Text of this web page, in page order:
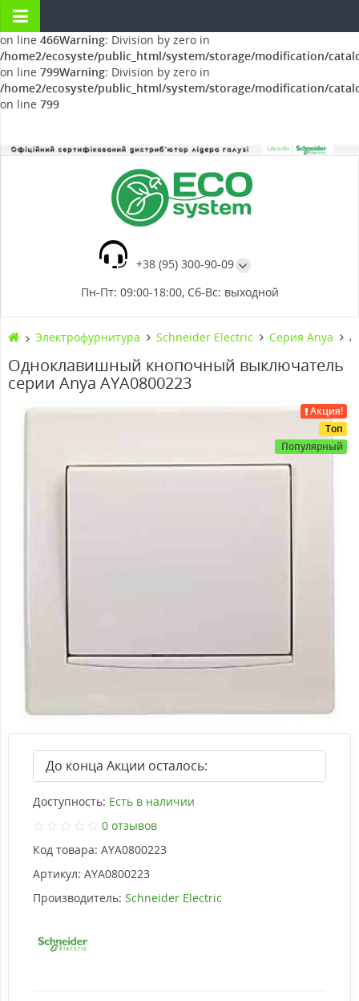
Warning
/home2/ecosyste/public_html/system/storage/modification/
on line 466Warning: Division by zero in
/home2/ecosyste/public_html/system/storage/modification/
on line 799Warning: Division by zero in
/home2/ecosyste/public_html/system/storage/modification/
on line 799
+38 (95) 300-90-09
Пн-Пт: 09:00-18:00, Сб-Вс: выходной
Электрофурнитура Schneider Electric Серия Anya
Одноклавишный кнопочный выключатель
серии Anya AYA0800223
Акция!
Топ
Популярный
До конца Акции осталось:
Доступность: Есть в наличии
0 отзывов
Код товара: AYA0800223
Артикул: AYA0800223
Производитель: Schneider Electric